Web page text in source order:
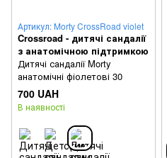
Артикул: Morty CrossRoad violet
Crossroad - дитячі сандалії
з анатомічною підтримкою
Дитячі сандалії Morty
анатомічні фіолетові 30
700 UAH
В наявності